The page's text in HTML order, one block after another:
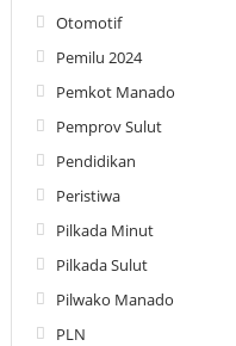
Otomotif
Pemilu 2024
Pemkot Manado
Pemprov Sulut
Pendidikan
Peristiwa
Pilkada Minut
Pilkada Sulut
Pilwako Manado
PLN